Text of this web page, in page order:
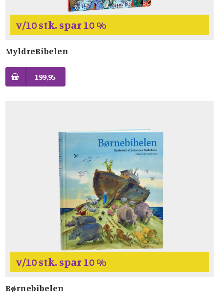
v/10 stk. spar 10 %
MyldreBibelen
199,95
v/10 stk. spar 10 %
Børnebibelen